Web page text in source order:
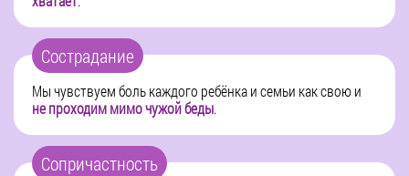
Сострадание
Мы чувствуем боль каждого ребёнка и семьи как свою и
не проходим мимо чужой беды.
Сопричастность